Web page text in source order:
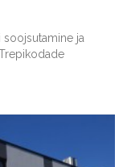
soojsutamine ja